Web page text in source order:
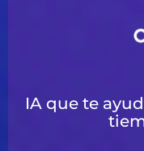
IA que te